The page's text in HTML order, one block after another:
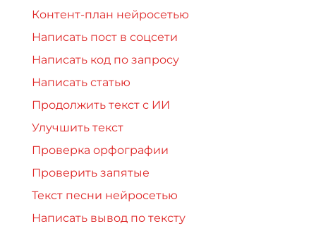
Контент-план нейросетью
Написать пост в соцсети
Написать код по запросу
Написать статью
Продолжить текст с ИИ
Улучшить текст
Проверка орфографии
Проверить запятые
Текст песни нейросетью
Написать вывод по тексту